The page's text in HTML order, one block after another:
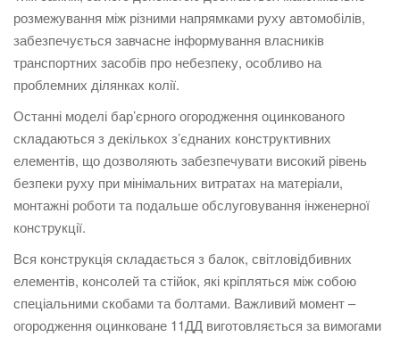
розмежування між різними напрямками руху автомобілів,
забезпечується завчасне інформування власників
транспортних засобів про небезпеку, особливо на
проблемних ділянках колії.
Останні моделі бар’єрного огородження оцинкованого
складаються з декількох з’єднаних конструктивних
елементів, що дозволяють забезпечувати високий рівень
безпеки руху при мінімальних витратах на матеріали,
монтажні роботи та подальше обслуговування інженерної
конструкції.
Вся конструкція складається з балок, світловідбивних
елементів, консолей та стійок, які кріпляться між собою
спеціальними скобами та болтами. Важливий момент –
огородження оцинковане 11ДД виготовляється за вимогами